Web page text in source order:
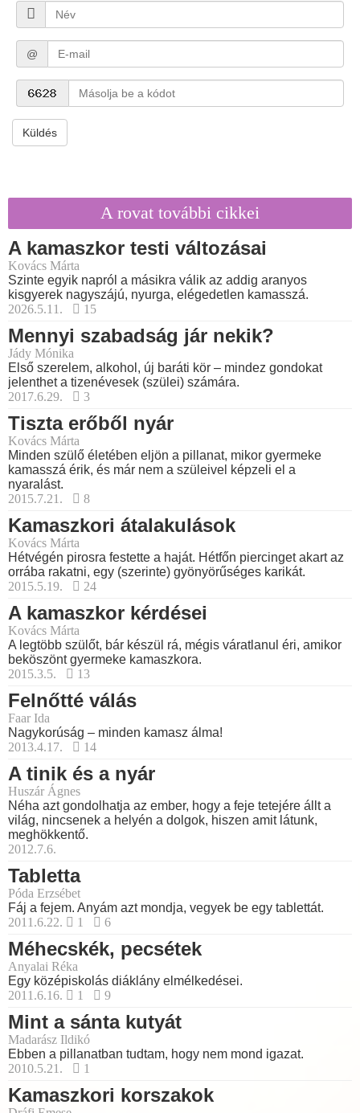
@
Küldés
A rovat további cikkei
A kamaszkor testi változásai
Kovács Márta
Szinte egyik napról a másikra válik az addig aranyos
kisgyerek nagyszájú, nyurga, elégedetlen kamasszá.
2026.5.11.
15
Mennyi szabadság jár nekik?
Jády Mónika
Első szerelem, alkohol, új baráti kör – mindez gondokat
jelenthet a tizenévesek (szülei) számára.
2017.6.29.
3
Tiszta erőből nyár
Kovács Márta
Minden szülő életében eljön a pillanat, mikor gyermeke
kamasszá érik, és már nem a szüleivel képzeli el a
nyaralást.
2015.7.21.
8
Kamaszkori átalakulások
Kovács Márta
Hétvégén pirosra festette a haját. Hétfőn piercinget akart az
orrába rakatni, egy (szerinte) gyönyörűséges karikát.
2015.5.19.
24
A kamaszkor kérdései
Kovács Márta
A legtöbb szülőt, bár készül rá, mégis váratlanul éri, amikor
beköszönt gyermeke kamaszkora.
2015.3.5.
13
Felnőtté válás
Faar Ida
Nagykorúság – minden kamasz álma!
2013.4.17.
14
A tinik és a nyár
Huszár Ágnes
Néha azt gondolhatja az ember, hogy a feje tetejére állt a
világ, nincsenek a helyén a dolgok, hiszen amit látunk,
meghökkentő.
2012.7.6.
Tabletta
Póda Erzsébet
Fáj a fejem. Anyám azt mondja, vegyek be egy tablettát.
2011.6.22.
1 6
Méhecskék, pecsétek
Anyalai Réka
Egy középiskolás diáklány elmélkedései.
2011.6.16.
1 9
Mint a sánta kutyát
Madarász Ildikó
Ebben a pillanatban tudtam, hogy nem mond igazat.
2010.5.21.
1
Kamaszkori korszakok